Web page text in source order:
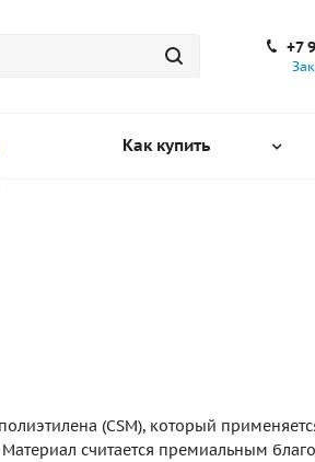
+7
Как купить
(CSM), который
считается премиальным